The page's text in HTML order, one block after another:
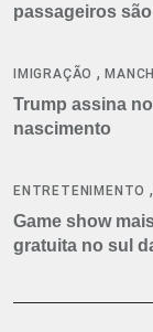
passageiros
IMIGRAÇÃO ,
Trump assina
nascimento
ENTRETENIMENTO
Game show
gratuita no sul